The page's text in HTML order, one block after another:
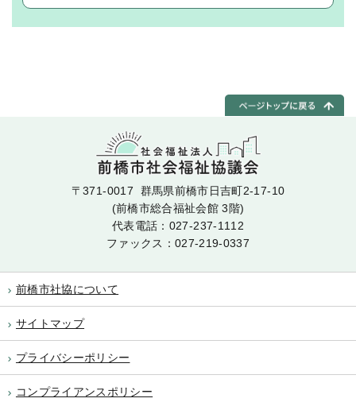
〒371-0017 群馬県前橋市日吉町2-17-10
(前橋市総合福祉会館 3階)
代表電話： 027-237-1112
ファックス：027-219-0337
前橋市社協について
サイトマップ
プライバシーポリシー
コンプライアンスポリシー